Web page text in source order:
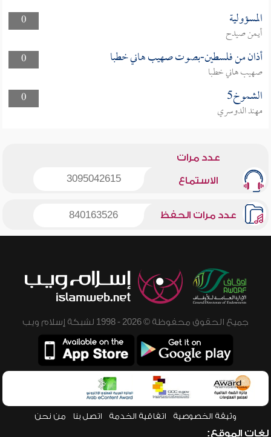
0
المسؤولية
أيمن صيدح
0
أذان من فلسطين-بصوت صهيب هاني خطبا
صهيب هاني خطبا
0
الشموخ5
مهند الدوسري
عدد مرات
الاستماع 3095042615
عدد مرات الحفظ 840163526
جميع الحقوق محفوظة © 2026 - 1998 لشبكة إسلام ويب
وثيقة الخصوصية اتفاقية الخدمة اتصل بنا من نحن
لغات الموقع: